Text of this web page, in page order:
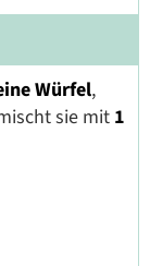
Würfel,
sie mit1